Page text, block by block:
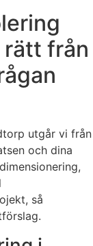
från
utgår vi från
och dina
så